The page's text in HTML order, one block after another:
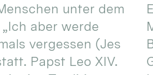
unter dem
aber werde
vergessen (Jes
Papst Leo XIV.